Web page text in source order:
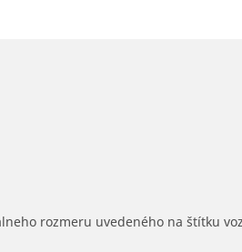
rozmeru uvedeného na štítku